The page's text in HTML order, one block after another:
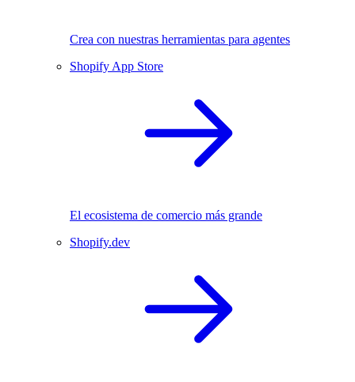
Crea con nuestras herramientas para agentes
Shopify App Store
El ecosistema de comercio más grande
Shopify.dev